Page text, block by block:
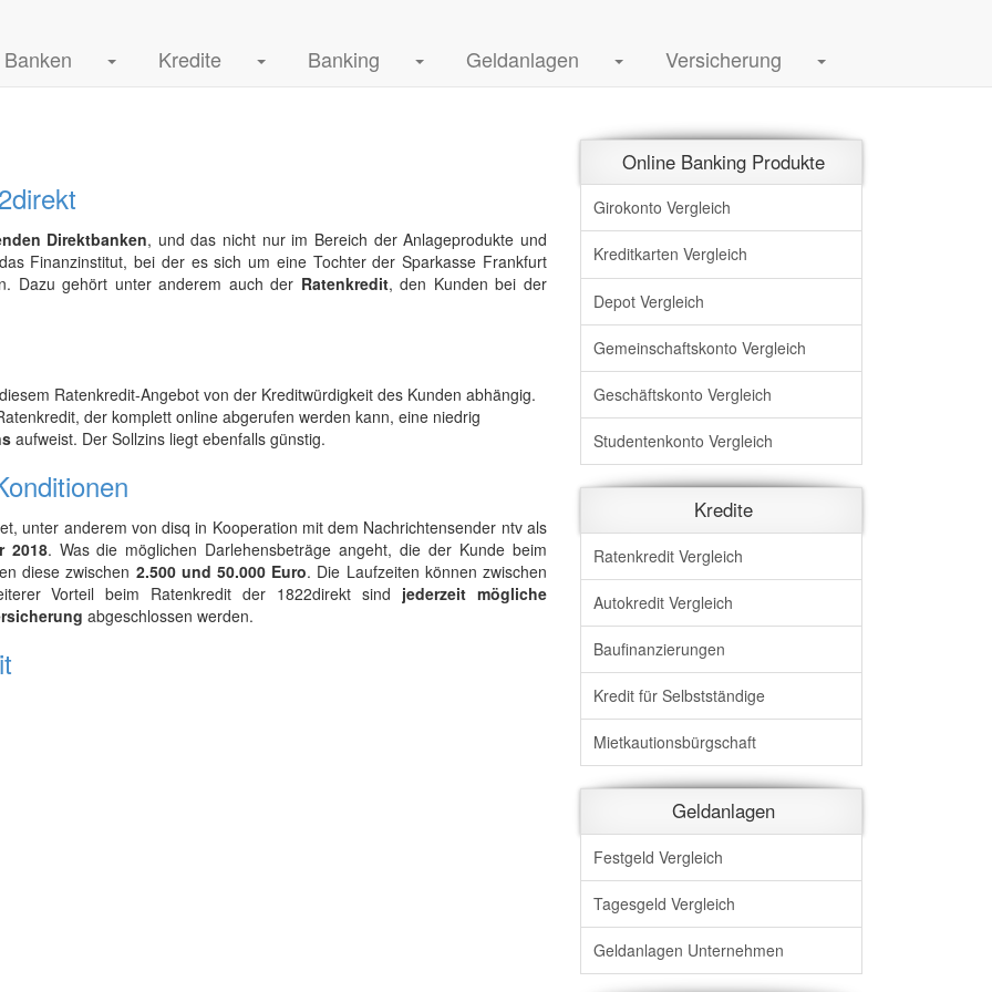
Banken Kredite Banking Geldanlagen Versicherung
Direktbanken, und das nicht nur im Bereich der Anlageprodukte und
Finanzinstitut, bei der es sich um eine Tochter der Sparkasse Frankfurt
Dazu gehört unter anderem auch der Ratenkredit, den Kunden bei der
Ratenkredit-Angebot von der Kreditwürdigkeit des Kunden abhängig.
der komplett online abgerufen werden kann, eine niedrig
aufweist. Der Sollzins liegt ebenfalls günstig.
unter anderem von disq in Kooperation mit dem Nachrichtensender ntv als
2018. Was die möglichen Darlehensbeträge angeht, die der Kunde beim
diese zwischen 2.500 und 50.000 Euro. Die Laufzeiten können zwischen
Vorteil beim Ratenkredit der 1822direkt sind jederzeit mögliche
abgeschlossen werden.
Online Banking Produkte
Girokonto Vergleich
Kreditkarten Vergleich
Depot Vergleich
Gemeinschaftskonto Vergleich
Geschäftskonto Vergleich
Studentenkonto Vergleich
Kredite
Ratenkredit Vergleich
Autokredit Vergleich
Baufinanzierungen
Kredit für Selbstständige
Mietkautionsbürgschaft
Geldanlagen
Festgeld Vergleich
Tagesgeld Vergleich
Geldanlagen Unternehmen